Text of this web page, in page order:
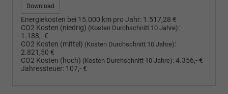
Download
Energiekosten bei 15.000 km pro Jahr: 1.517,28 €
CO2 Kosten (niedrig) (Kosten Durchschnitt 10 Jahre):
1.188,- €
CO2 Kosten (mittel) (Kosten Durchschnitt 10 Jahre):
2.821,50 €
CO2 Kosten (hoch) (Kosten Durchschnitt 10 Jahre):4.356,- €
Jahressteuer: 107,- €